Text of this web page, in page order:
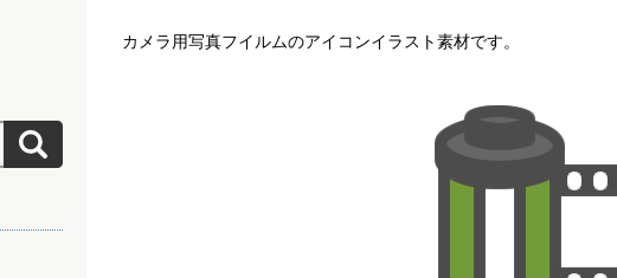
カメラ用写真フイルムのアイコンイラスト素材です。